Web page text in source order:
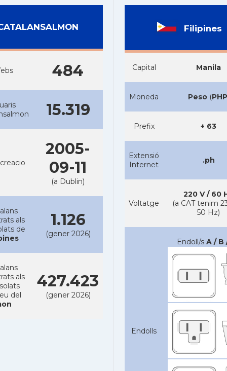
484
15.319
2005-
09-11
(a Dublin)
als
de
1.126
(gener 2026)
als
del
427.423
(gener 2026)
Filipines
Capital Manila
Moneda Peso(PHP
Prefix + 63
Extensió
Internet
.ph
Voltatge
220 V / 60
(a CAT tenim
50 Hz)
Endolls
Endoll/s A / B